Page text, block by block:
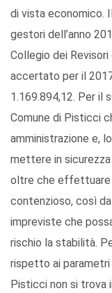
di vista
gestori dell’anno
Collegio dei
accertato per il
1.169.894,12. Per il
Comune di Pisticci
amministrazione e,
mettere in
oltre che effettuare
contenzioso, così
impreviste che
rischio la stabilità.
rispetto ai
Pisticci non si trova